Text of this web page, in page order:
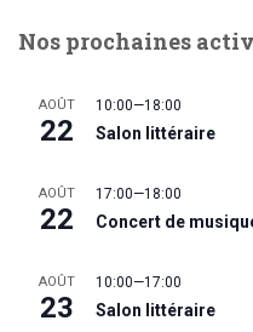
Nos prochaines
AOÛT
22
10:00—18:00
Salon littéraire
AOÛT
22
17:00—18:00
Concert de
AOÛT
23
10:00—17:00
Salon littéraire